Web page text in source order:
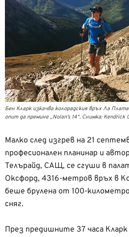
Бен Кларк изкачва колорадския връх Ла
опит да премине „Nolan’s 14“. Снимка: Kendrick
Малко след изгрев на 21
професионален планинар и
Телърайд, САЩ, се сгуши в
Оксфорд, 4316-метров връх в
беше брулена от 100-
сняг.
През предишните 37 часа